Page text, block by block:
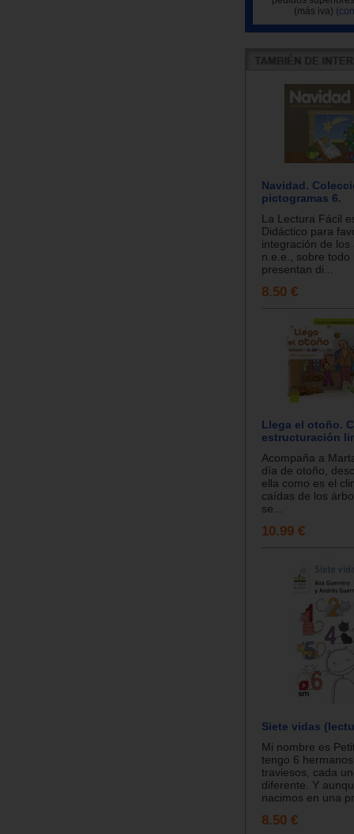
(más iva)
Navidad.
pictogramas 6.
La Lectura Fácil
Didáctico para
integración de los
n.e.e., sobre todo
presentan di...
8.50 €
Llega el otoño.
estructuración
Acompaña a
día de otoño,
ella como es el
caídas de los
se...
10.99 €
Siete vidas
Mi nombre es
tengo 6
traviesos, cada
diferente. Y
nacimos en una
8.50 €